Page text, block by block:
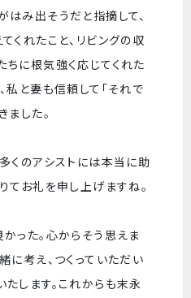
み出そうだと指摘して、
くれたこと、リビングの収
に根気強く応じてくれた
私と妻も信頼して「それで
ました。
くのアシストには本当に助
てお礼を申し上げますね。
った。心からそう思えま
に考え、つくっていただい
します。これからも末永